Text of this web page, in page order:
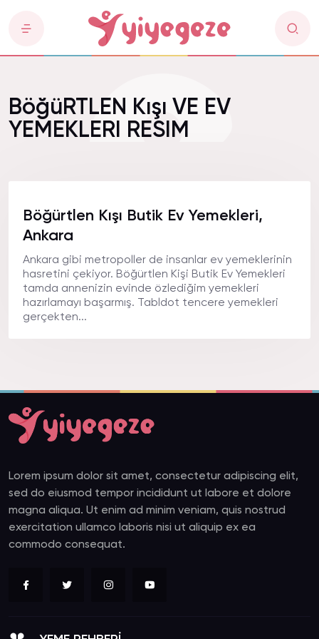
BöğüRTLEN Kışı VE EV
YEMEKLERI RESIM
Böğürtlen Kışı Butik Ev Yemekleri,
Ankara
Ankara gibi metropoller de insanlar ev yemeklerinin
hasretini çekiyor. Böğürtlen Kişi Butik Ev Yemekleri
tamda annenizin evinde özlediğim yemekleri
hazırlamayı başarmış. Tabldot tencere yemekleri
gerçekten...
Lorem ipsum dolor sit amet, consectetur adipiscing elit,
sed do eiusmod tempor incididunt ut labore et dolore
magna aliqua. Ut enim ad minim veniam, quis nostrud
exercitation ullamco laboris nisi ut aliquip ex ea
commodo consequat.